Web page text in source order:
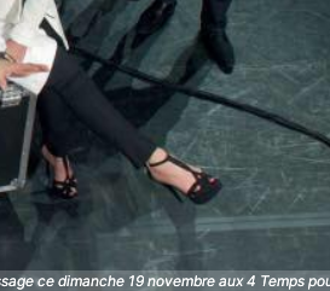
ce dimanche 19 novembre aux 4 Temps
ce dimanche 19 novembre aux 4 Temps